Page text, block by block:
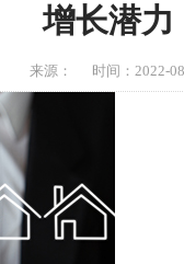
增长潜力
来源： 时间：2022-